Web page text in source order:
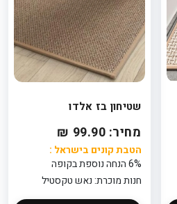
שטיחון בז אלדו
מחיר: 99.90 ₪
הטבת קונים בישראל :
6% הנחה נוספת בקופה
חנות מוכרת: נאש טקסטיל